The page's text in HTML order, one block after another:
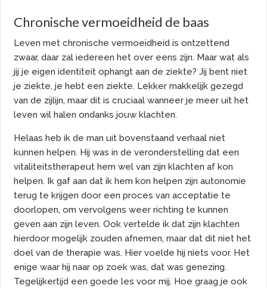
Chronische vermoeidheid de baas
Leven met chronische vermoeidheid is ontzettend
zwaar, daar zal iedereen het over eens zijn. Maar wat als
jij je eigen identiteit ophangt aan de ziekte? Jij bent niet
je ziekte, je hebt een ziekte. Lekker makkelijk gezegd
van de zijlijn, maar dit is cruciaal wanneer je meer uit het
leven wil halen ondanks jouw klachten.
Helaas heb ik de man uit bovenstaand verhaal niet
kunnen helpen. Hij was in de veronderstelling dat een
vitaliteitstherapeut hem wel van zijn klachten af kon
helpen. Ik gaf aan dat ik hem kon helpen zijn autonomie
terug te krijgen door een proces van acceptatie te
doorlopen, om vervolgens weer richting te kunnen
geven aan zijn leven. Ook vertelde ik dat zijn klachten
hierdoor mogelijk zouden afnemen, maar dat dit niet het
doel van de therapie was. Hier voelde hij niets voor. Het
enige waar hij naar op zoek was, dat was genezing.
Tegelijkertijd een goede les voor mij. Hoe graag je ook